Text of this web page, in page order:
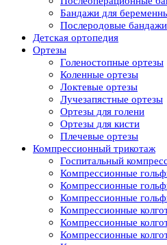
Бандажи для
Послеродовые бандажи
Детская ортопедия
Ортезы
Голеностопные ортезы
Коленные ортезы
Локтевые ортезы
Лучезапястные ортезы
Ортезы для голени
Ортезы для кисти
Плечевые ортезы
Компрессионный трикотаж
Госпитальный
Компрессионные
Компрессионные
Компрессионные
Компрессионные
Компрессионные
Компрессионные